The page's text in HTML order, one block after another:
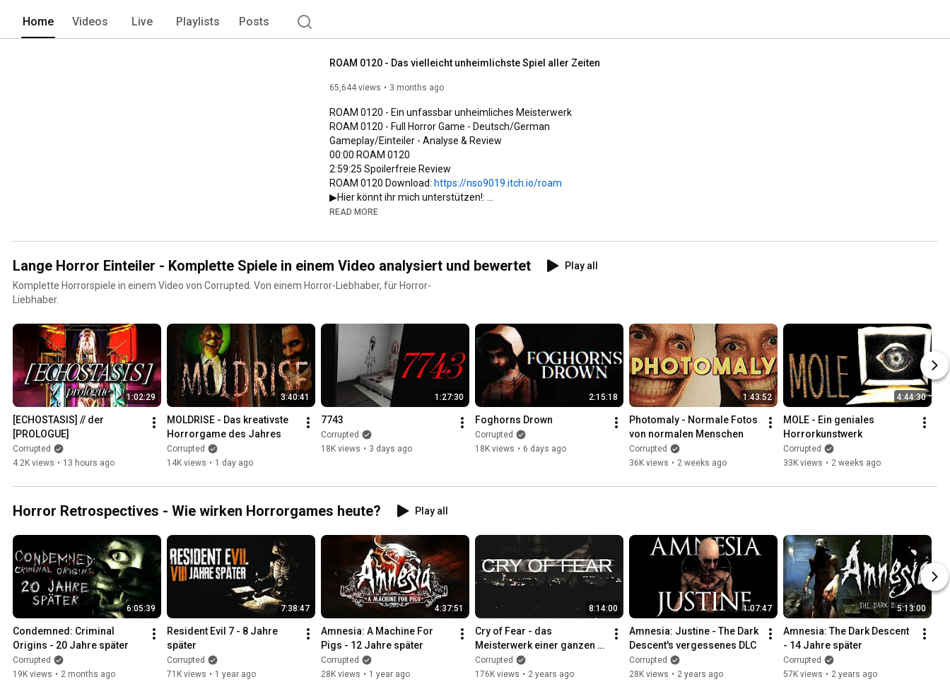
Home Videos Live Playlists Posts
ROAM 0120 - Das vielleicht unheimlichste Spiel aller Zeiten
65,644 views 3 months ago
ROAM 0120 - Ein unfassbar unheimliches Meisterwerk
ROAM 0120 - Full Horror Game - Deutsch/German
00:00
2:59:25 Spoilerfreie Review
ROAM 0120 Download: https://nso9019.itch.io/roam
▶Hier könnt ihr mich unterstützen!:
https://www.patreon.com/corrupty
▶ Musik:
Nero's Day at Disneyland - Action Winter Journey
ROAM 0120 - Ein unfassbar unheimliches Meisterwerk
READ MORE
Lange Horror Einteiler - Komplette Spiele in einem Video analysiert und bewertet
Play all
Komplette Horrorspiele in einem Video von Corrupted. Von einem Horror-Liebhaber, für Horror-
Liebhaber.
1:02:29
[ECHOSTASIS] // der
[PROLOGUE]
Corrupted
4.2K views • 13 hours ago
3:40:41
MOLDRISE - Das kreativste
Horrorgame des Jahres
Corrupted
14K views • 1 day ago
1:27:30
7743
Corrupted
18K views • 3 days ago
2:15:18
Foghorns Drown
Corrupted
18K views • 6 days ago
1:43:52
Photomaly - Normale Fotos
von normalen Menschen
Corrupted
36K views • 2 weeks ago
4:44:30
MOLE - Ein geniales
Horrorkunstwerk
Corrupted
33K views • 2 weeks ago
Horror Retrospectives - Wie wirken Horrorgames heute? Play all
6:05:39
Condemned: Criminal
Origins - 20 Jahre später
Corrupted
19K views • 2 months ago
7:38:47
Resident Evil 7 - 8 Jahre
später
Corrupted
71K views • 1 year ago
4:37:51
Amnesia: A Machine For
Pigs - 12 Jahre später
Corrupted
28K views • 1 year ago
8:14:00
Cry of Fear - das
Meisterwerk einer ganzen
Generation
Corrupted
176K views • 2 years ago
1:07:47
Amnesia: Justine - The Dark
Descent's vergessenes DLC
Corrupted
28K views • 2 years ago
5:13:00
Amnesia: The Dark Descent
- 14 Jahre später
Corrupted
57K views • 2 years ago